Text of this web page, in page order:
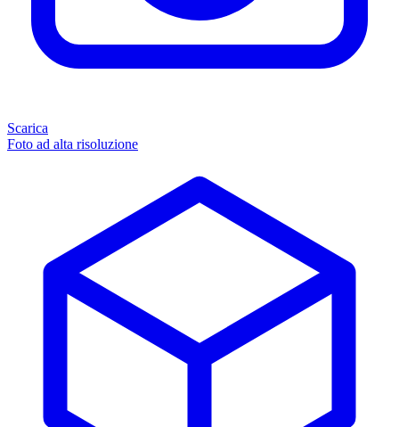
Scarica
Foto ad alta risoluzione